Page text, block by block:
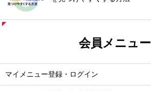
会員メニュー
マイメニュー登録・ログイン